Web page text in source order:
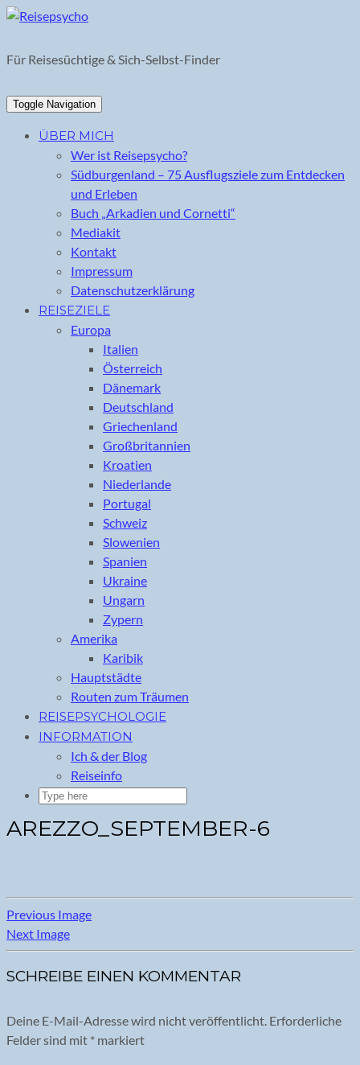
Skip
content
Für Reisesüchtige & Sich-Selbst-Finder
Toggle Navigation
ÜBER MICH
Wer ist Reisepsycho?
Südburgenland – 75 Ausflugsziele zum Entdecken
und Erleben
Buch „Arkadien und Cornetti“
Mediakit
Kontakt
Impressum
Datenschutzerklärung
REISEZIELE
Europa
Italien
Österreich
Dänemark
Deutschland
Griechenland
Großbritannien
Kroatien
Niederlande
Portugal
Schweiz
Slowenien
Spanien
Ukraine
Ungarn
Zypern
Amerika
Karibik
Hauptstädte
Routen zum Träumen
REISEPSYCHOLOGIE
INFORMATION
Ich & der Blog
Reiseinfo
AREZZO_SEPTEMBER-6
Previous Image
Next Image
SCHREIBE EINEN KOMMENTAR
Deine E-Mail-Adresse wird nicht veröffentlicht. Erforderliche
Felder sind mit * markiert